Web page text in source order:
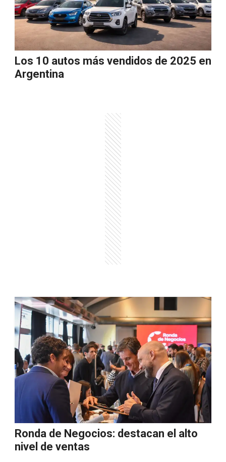
Los 10 autos más vendidos de 2025 en
Argentina
Ronda de Negocios: destacan el alto
nivel de ventas